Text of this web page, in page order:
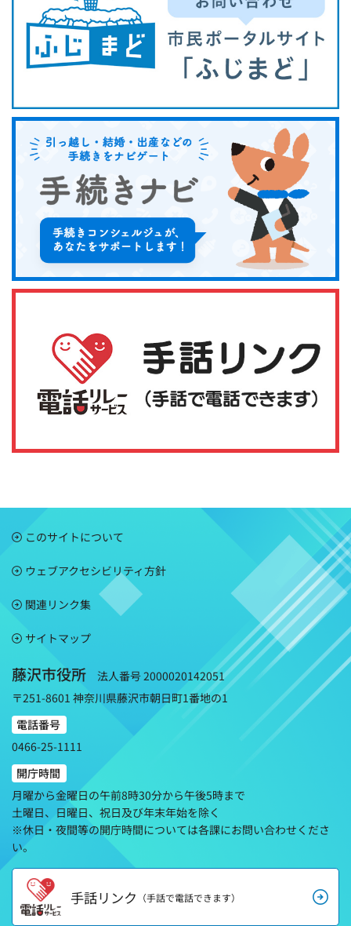
このサイトについて
ウェブアクセシビリティ方針
関連リンク集
サイトマップ
藤沢市役所
法人番号 2000020142051
〒251-8601 神奈川県藤沢市朝日町1番地の1
電話番号
0466-25-1111
開庁時間
月曜から金曜日の午前8時30分から午後5時まで
土曜日、日曜日、祝日及び年末年始を除く
※休日・夜間等の開庁時間については各課にお問い合わせくださ
い。
手話リンク （手話で電話できます）